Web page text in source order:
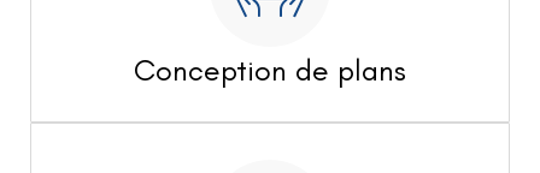
Conception de plans